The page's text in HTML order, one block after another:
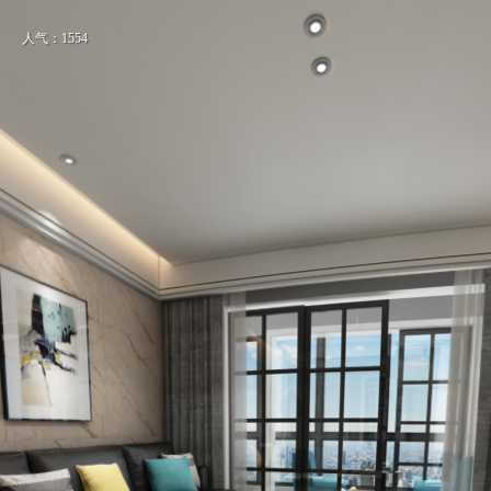
人气：1554